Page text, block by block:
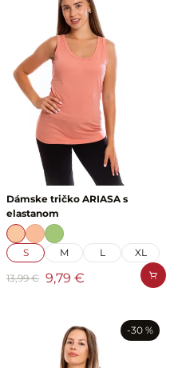
Dámske tričko ARIASA s
elastanom
S M L XL
13,99 € 9,79 €
-30 %